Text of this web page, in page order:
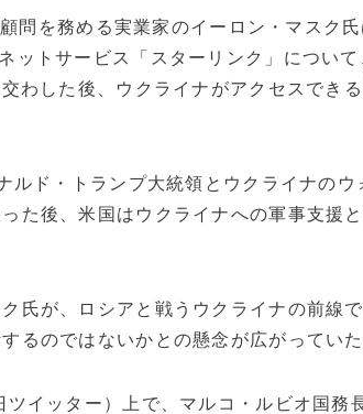
問を務める実業家のイーロン・マスク
ットサービス「スターリンク」につい
わした後、ウクライナがアクセスでき
ルド・トランプ大統領とウクライナのウ
た後、米国はウクライナへの軍事支援
氏が、ロシアと戦うウクライナの前線
るのではないかとの懸念が広がっていた
イッター）上で、マルコ・ルビオ国務